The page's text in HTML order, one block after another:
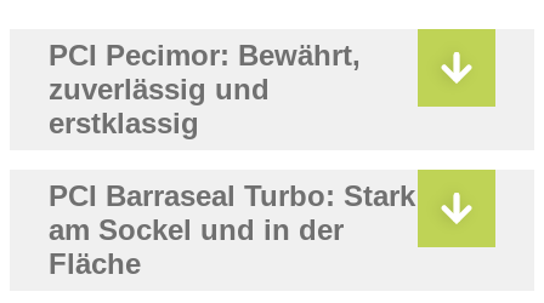
PCI Pecimor: Bewährt,
zuverlässig und
erstklassig
PCI Barraseal Turbo: Stark
am Sockel und in der
Fläche